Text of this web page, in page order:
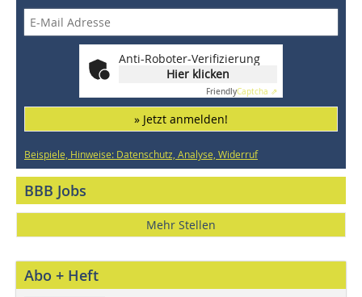
Anti-Roboter-Verifizierung
Hier klicken
FriendlyCaptcha ⇗
» Jetzt anmelden!
Beispiele, Hinweise: Datenschutz, Analyse, Widerruf
BBB Jobs
Mehr Stellen
Abo + Heft